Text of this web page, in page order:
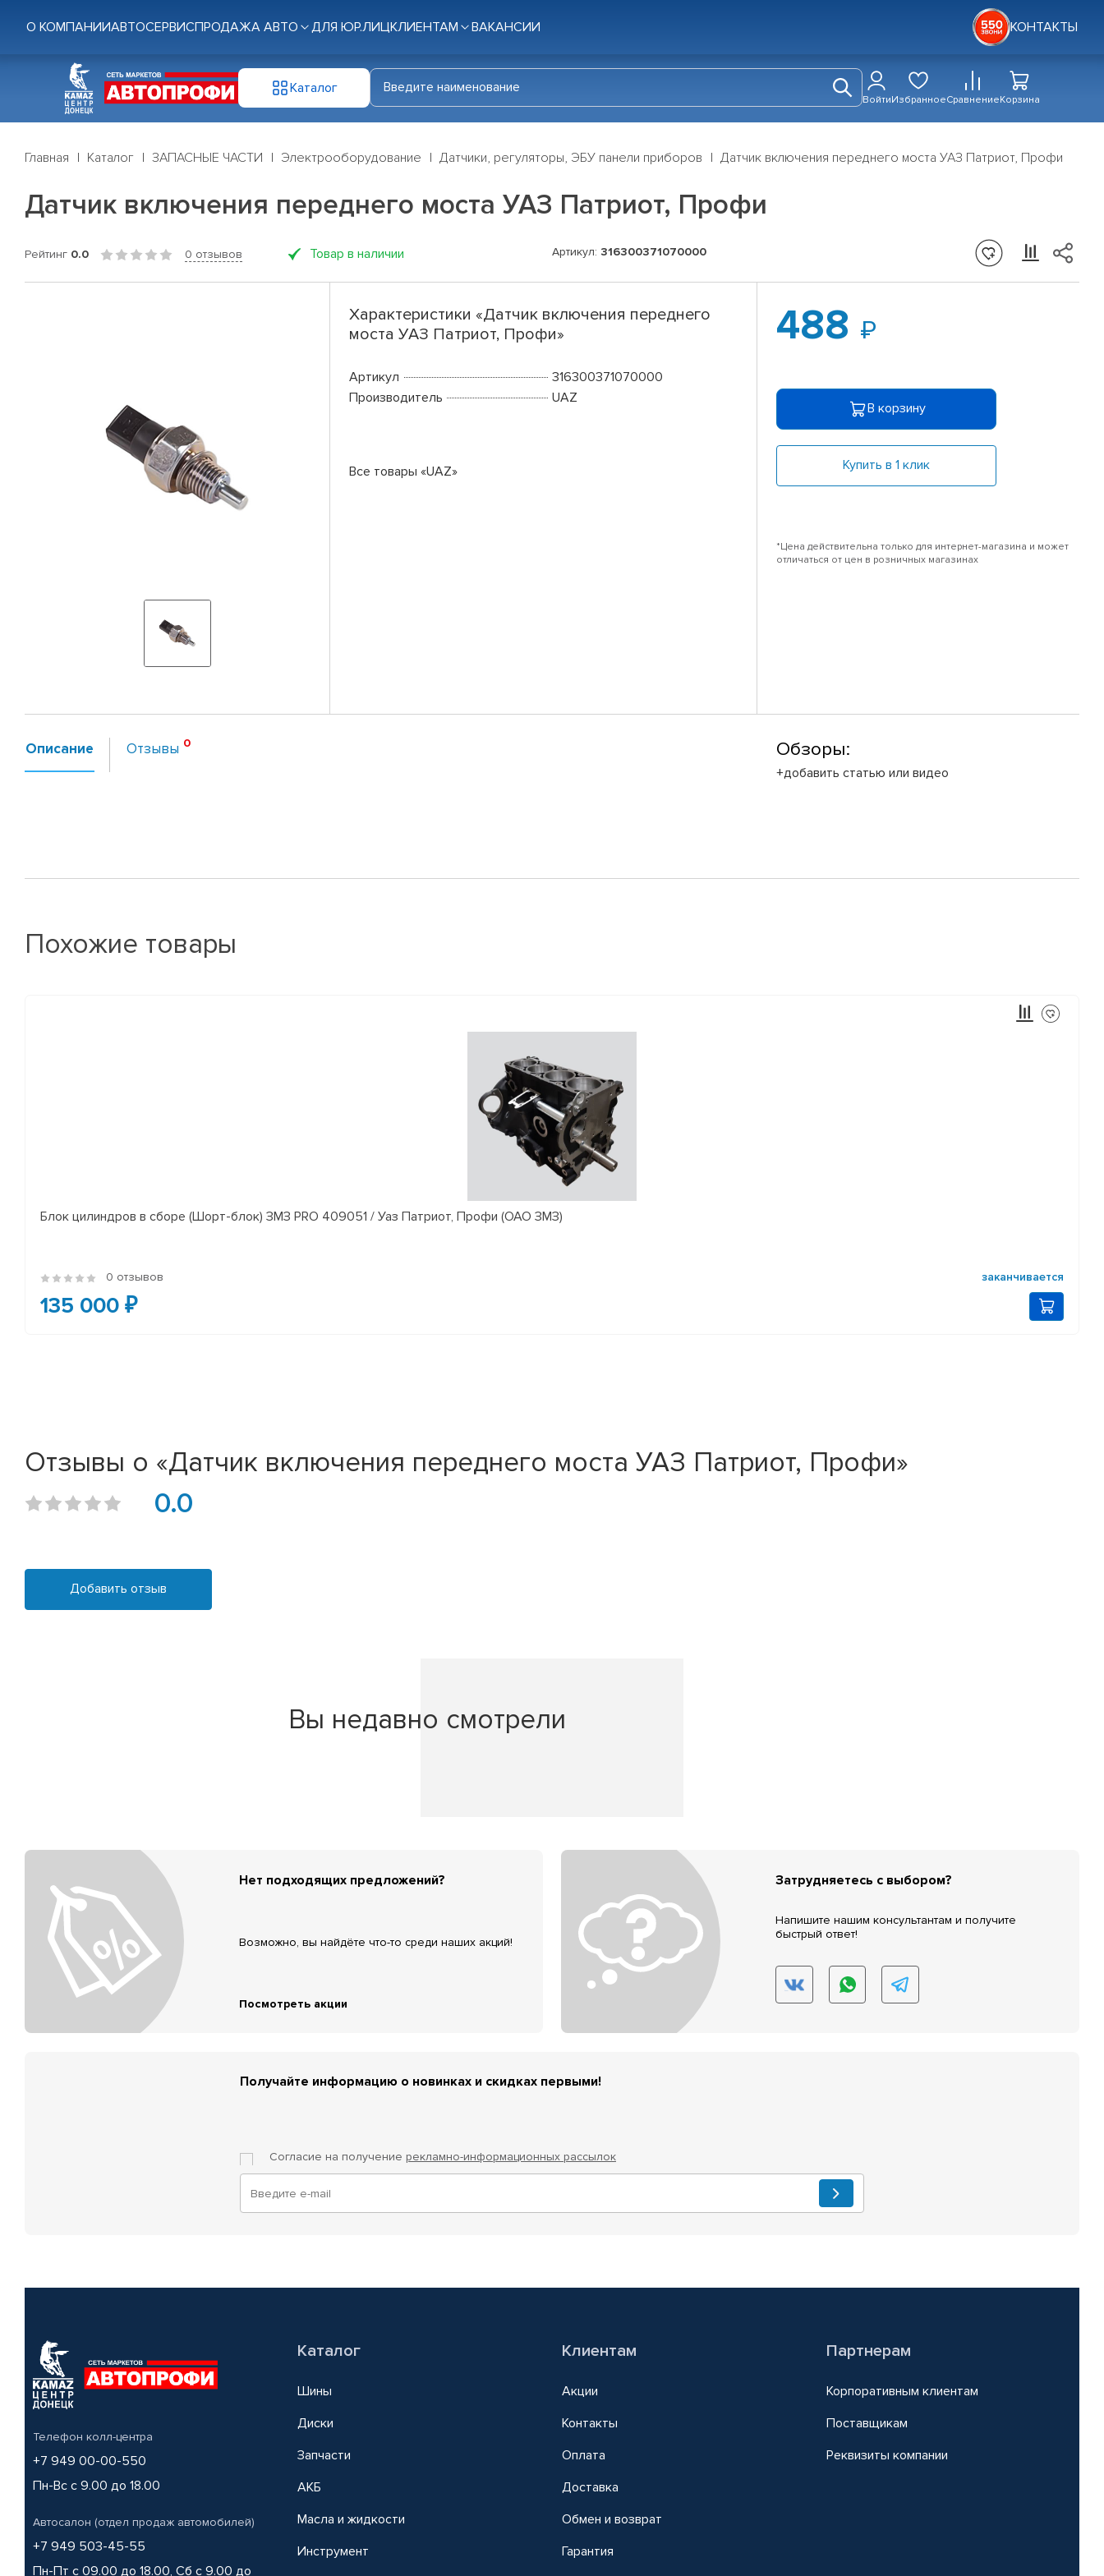
О КОМПАНИИАВТОСЕРВИСПРОДАЖА АВТО ДЛЯ ЮР.ЛИЦКЛИЕНТАМ ВАКАНСИИ КОНТАКТЫ
Каталог
ВойтиИзбранноеСравнениеКорзина
Главная Каталог ЗАПАСНЫЕ ЧАСТИ Электрооборудование Датчики, регуляторы, ЭБУ панели приборов Датчик включения переднего моста УАЗ Патриот, Профи
Датчик включения переднего моста УАЗ Патриот, Профи
Рейтинг 0.0 0 отзывов Товар в наличии Артикул: 316300371070000
Характеристики «Датчик включения переднего
моста УАЗ Патриот, Профи»
Артикул
316300371070000
Производитель
UAZ
Все товары «UAZ»
488
В корзину
Купить в 1 клик
*Цена действительна только для интернет-магазина и может
отличаться от цен в розничных магазинах
Описание Отзывы Обзоры:
+добавить статью или видео
Похожие товары
Блок цилиндров в сборе (Шорт-блок) ЗМЗ PRO 409051 / Уаз Патриот, Профи (ОАО ЗМЗ)
0 отзывов заканчивается
135 000 ₽
Отзывы о «Датчик включения переднего моста УАЗ Патриот, Профи»
0.0
Добавить отзыв
Вы недавно смотрели
Нет подходящих предложений?
Возможно, вы найдёте что-то среди наших акций!
Посмотреть акции
Затрудняетесь с выбором?
Напишите нашим консультантам и получите
быстрый ответ!
Получайте информацию о новинках и скидках первыми!
Согласие на получение рекламно-информационных рассылок
Телефон колл-центра
+7 949 00-00-550
Пн-Вс с 9.00 до 18.00
Автосалон (отдел продаж автомобилей)
+7 949 503-45-55
Пн-Пт с 09.00 до 18.00, Сб с 9.00 до
Каталог
Шины
Диски
Запчасти
АКБ
Масла и жидкости
Инструмент
Клиентам
Акции
Контакты
Оплата
Доставка
Обмен и возврат
Гарантия
Партнерам
Корпоративным клиентам
Поставщикам
Реквизиты компании